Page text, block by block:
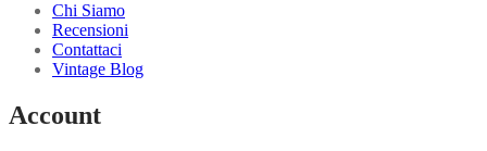
Chi Siamo
Recensioni
Contattaci
Vintage Blog
Account